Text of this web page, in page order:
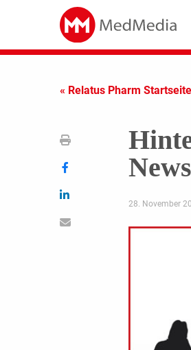
« Relatus Pharm Startseite
News
28. November